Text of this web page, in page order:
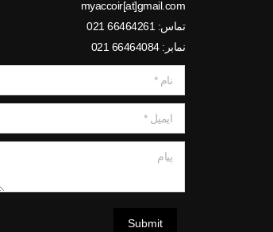
myaccoir[at]gmail.com
تماس: 66464261 021
نمابر: 66464084 021
نام *
ایمیل *
Submit